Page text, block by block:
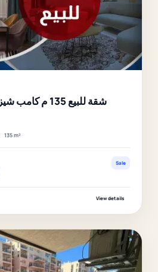
شقة للبيع 135 م كامب شيزار (ش احمد فتحي)
135 m²
Sale
View details